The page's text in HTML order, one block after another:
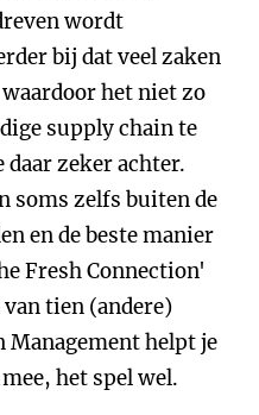
wordt
bij dat veel zaken
het niet zo
supply chain te
daar zeker achter.
soms zelfs buiten de
en de beste manier
Fresh Connection'
van tien (andere)
Management helpt je
het spel wel.